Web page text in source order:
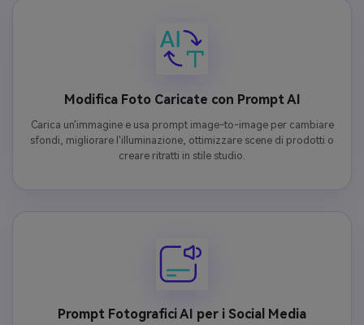
Modifica Foto Caricate con Prompt AI
Carica un'immagine e usa prompt image-to-image per cambiare
sfondi, migliorare l'illuminazione, ottimizzare scene di prodotti o
creare ritratti in stile studio.
Prompt Fotografici AI per i Social Media